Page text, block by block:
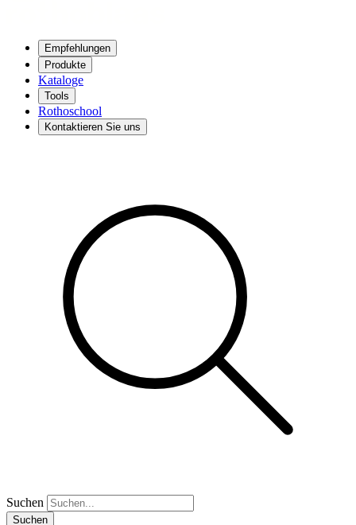
Empfehlungen
Produkte
Kataloge
Tools
Rothoschool
Kontaktieren Sie uns
Suchen
Suchen